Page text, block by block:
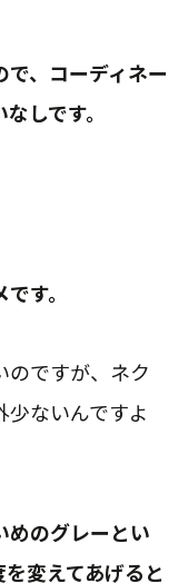
、コーディネー
しです。
す。
のですが、ネク
ないんですよ
めのグレーとい
変えてあげると